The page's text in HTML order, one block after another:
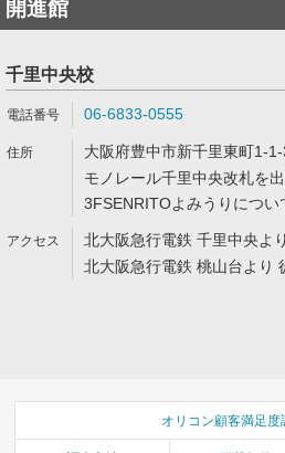
開進館
千里中央校
06-6833-0555
大阪府豊中市新千里東町1-
モノレール千里中央改札を
3FSENRITOよみうりにつ
北大阪急行電鉄 千里中央よ
北大阪急行電鉄 桃山台より
オリコン顧客満足度